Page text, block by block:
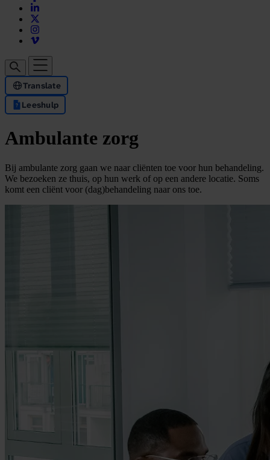
Translate
Leeshulp
Ambulante zorg
Bij ambulante zorg gaan we naar cliënten toe voor hun behandeling.
We bezoeken ze thuis, op hun werk of op een andere locatie. Soms
komt een cliënt voor (dag)behandeling naar ons toe.